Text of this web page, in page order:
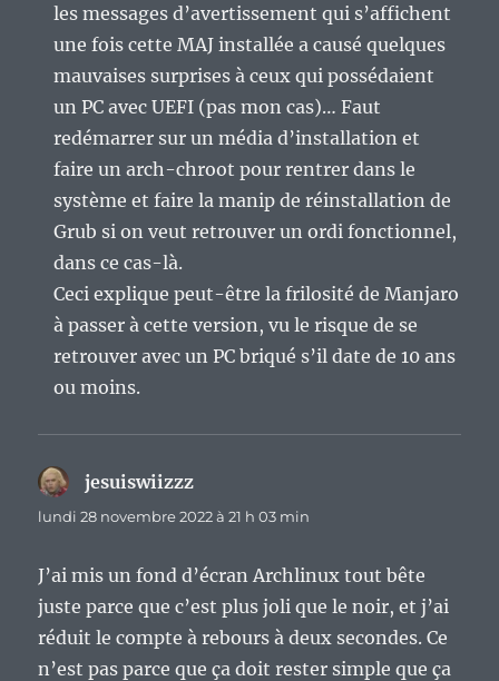
les messages d’avertissement qui s’affichent
une fois cette MAJ installée a causé quelques
mauvaises surprises à ceux qui possédaient
un PC avec UEFI (pas mon cas)… Faut
redémarrer sur un média d’installation et
faire un arch-chroot pour rentrer dans le
système et faire la manip de réinstallation de
Grub si on veut retrouver un ordi fonctionnel,
dans ce cas-là.
Ceci explique peut-être la frilosité de Manjaro
à passer à cette version, vu le risque de se
retrouver avec un PC briqué s’il date de 10 ans
ou moins.
jesuiswiizzz
lundi 28 novembre 2022 à 21 h 03 min
J’ai mis un fond d’écran Archlinux tout bête
juste parce que c’est plus joli que le noir, et j’ai
réduit le compte à rebours à deux secondes. Ce
n’est pas parce que ça doit rester simple que ça